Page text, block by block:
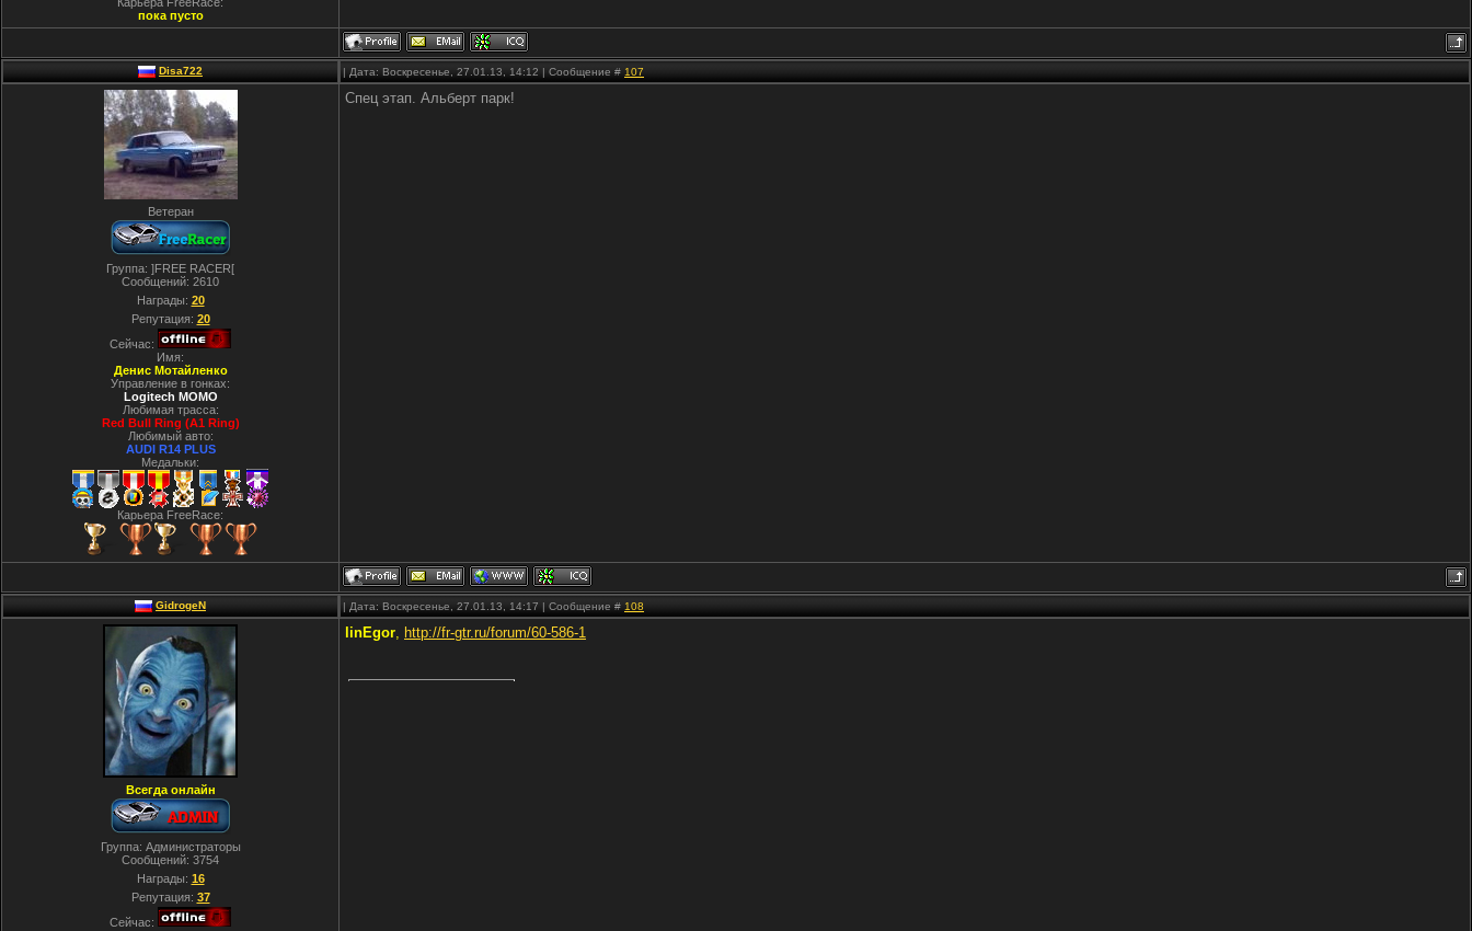
пока пусто
Disa722 | Дата: Воскресенье, 27.01.13, 14:12 | Сообщение # 107
Ветеран
Группа: ]FREE RACER[
Сообщений: 2610
Награды: 20
Репутация: 20
Сейчас:
Имя:
Денис Мотайленко
Управление в гонках:
Logitech MOMO
Любимая трасса:
Red Bull Ring (A1 Ring)
Любимый авто:
AUDI R14 PLUS
Медальки:
Карьера FreeRace:
Спец этап. Альберт парк!
GidrogeN | Дата: Воскресенье, 27.01.13, 14:17 | Сообщение # 108
Всегда онлайн
Группа: Администраторы
Сообщений: 3754
Награды: 16
Репутация: 37
Сейчас:
linEgor, http://fr-gtr.ru/forum/60-586-1